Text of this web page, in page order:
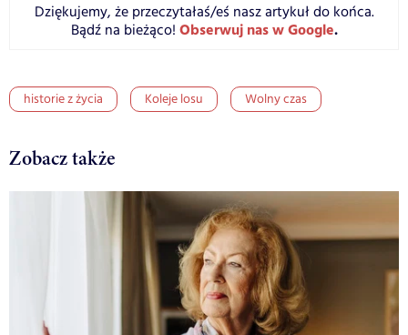
Dziękujemy, że przeczytałaś/eś nasz artykuł do końca.
Bądź na bieżąco! Obserwuj nas w Google.
historie z życia Koleje losu Wolny czas
Zobacz także